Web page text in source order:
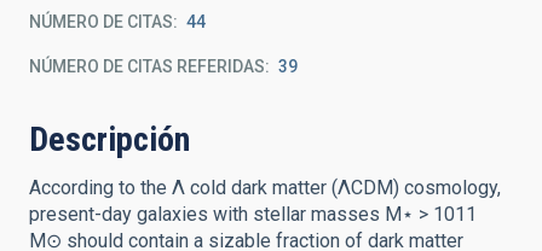
NÚMERO DE CITAS 44
NÚMERO DE CITAS REFERIDAS 39
Descripción
According to the Λ cold dark matter (ΛCDM) cosmology,
present-day galaxies with stellar masses M⋆ > 1011
M⊙ should contain a sizable fraction of dark matter